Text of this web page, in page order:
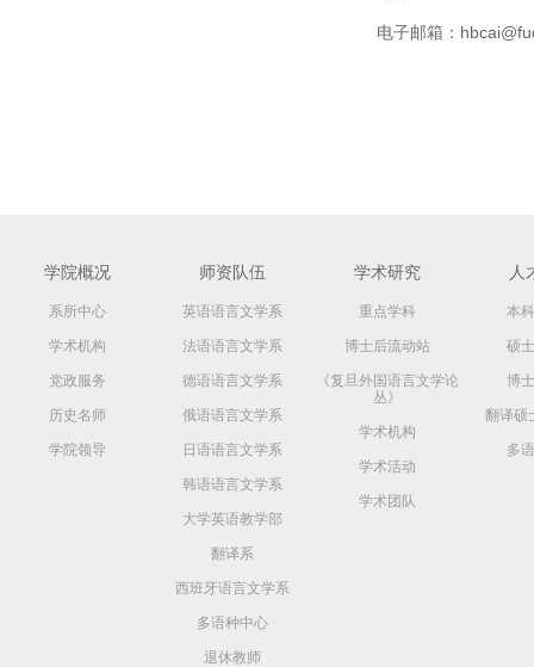
电子邮箱：
学院概况
系所中心
学术机构
党政服务
历史名师
学院领导
师资队伍
英语语言文学系
法语语言文学系
德语语言文学系
俄语语言文学系
日语语言文学系
韩语语言文学系
大学英语教学部
翻译系
西班牙语言文学系
多语种中心
退休教师
学术研究
重点学科
博士后流动站
《复旦外国语言文学论
丛》
学术机构
学术活动
学术团队
人
本
硕
博
翻译硕
多